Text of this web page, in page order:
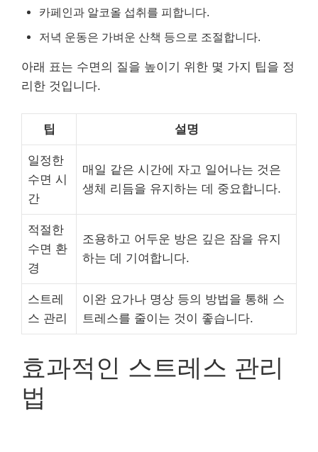
카페인과 알코올 섭취를 피합니다.
저녁 운동은 가벼운 산책 등으로 조절합니다.
아래 표는 수면의 질을 높이기 위한 몇 가지 팁을 정
리한 것입니다.
팁 설명
일정한
수면 시
간
매일 같은 시간에 자고 일어나는 것은
생체 리듬을 유지하는 데 중요합니다.
적절한
수면 환
경
조용하고 어두운 방은 깊은 잠을 유지
하는 데 기여합니다.
스트레
스 관리
이완 요가나 명상 등의 방법을 통해 스
트레스를 줄이는 것이 좋습니다.
효과적인 스트레스 관리
법